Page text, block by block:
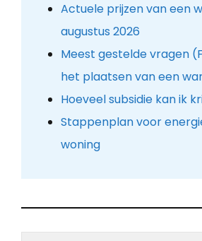
Actuele prijzen van een
augustus 2026
Meest gestelde vragen
het plaatsen van een
Hoeveel subsidie kan ik
Stappenplan voor
woning